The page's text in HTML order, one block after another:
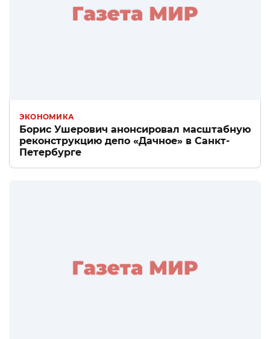
ЭКОНОМИКА
Борис Ушерович анонсировал масштабную
реконструкцию депо «Дачное» в Санкт-
Петербурге